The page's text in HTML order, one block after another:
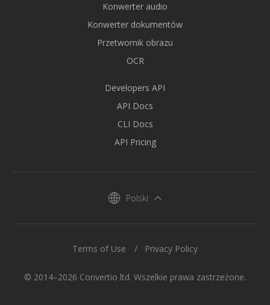
Konwerter audio
Konwerter dokumentów
Przetwornik obrazu
OCR
Developers API
API Docs
CLI Docs
API Pricing
Polski
© 2014–2026 Convertio ltd. Wszelkie prawa zastrzeżone.
Terms of Use Privacy Policy